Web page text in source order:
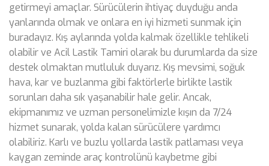
getirmeyi amaçlar. Sürücülerin ihtiyaç duyduğu anda
yanlarında olmak ve onlara en iyi hizmeti sunmak için
buradayız. Kış aylarında yolda kalmak özellikle tehlikeli
olabilir ve Acil Lastik Tamiri olarak bu durumlarda da size
destek olmaktan mutluluk duyarız. Kış mevsimi, soğuk
hava, kar ve buzlanma gibi faktörlerle birlikte lastik
sorunları daha sık yaşanabilir hale gelir. Ancak,
ekipmanımız ve uzman personelimizle kışın da 7/24
hizmet sunarak, yolda kalan sürücülere yardımcı
olabiliriz. Karlı ve buzlu yollarda lastik patlaması veya
kaygan zeminde araç kontrolünü kaybetme gibi